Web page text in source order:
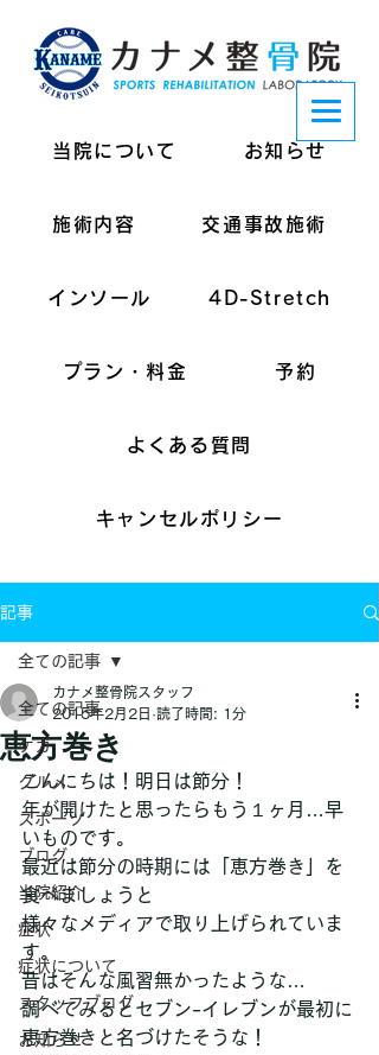
当院について お知らせ
施術内容 交通事故施術
インソール 4D-Stretch
プラン・料金 予約
よくある質問
キャンセルポリシー
記事
全ての記事
ケガ
グルメ
スポーツ
ブログ
当院紹介
症状
症状について
スタッフブログ
お知らせ
全ての記事
恵方巻き
カナメ整骨院スタッフ
2015年2月2日 読了時間: 1分
こんにちは！明日は節分！
年が開けたと思ったらもう１ヶ月…早
いものです。
最近は節分の時期には「恵方巻き」を
食べましょうと
様々なメディアで取り上げられていま
す。
昔はそんな風習無かったような…
調べてみるとセブン-イレブンが最初に
恵方巻きと名づけたそうな！